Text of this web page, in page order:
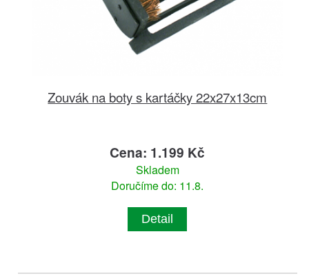
Zouvák na boty s kartáčky 22x27x13cm
Cena: 1.199 Kč
Skladem
Doručíme do: 11.8.
Detail